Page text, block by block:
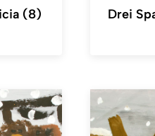
(8) Drei